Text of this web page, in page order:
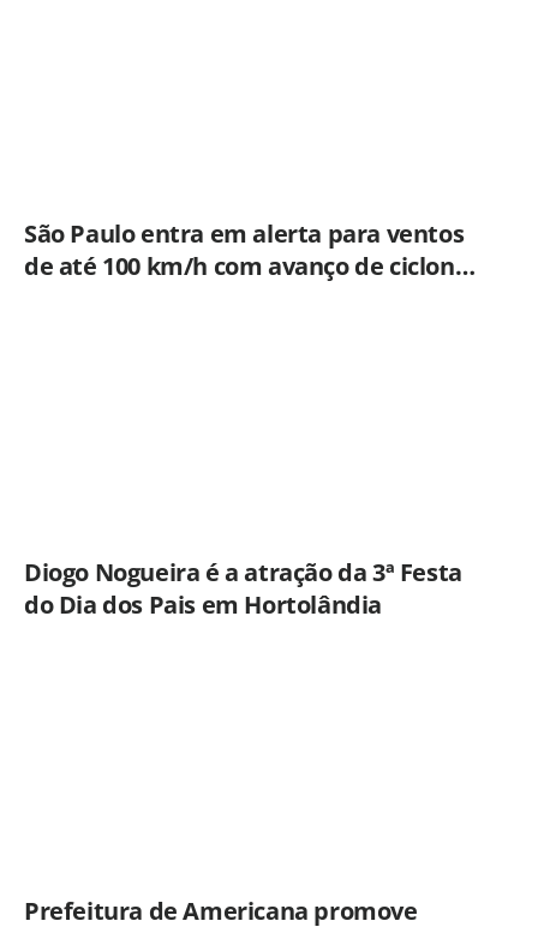
São Paulo entra em alerta para ventos
de até 100 km/h com avanço de ciclone
Diogo Nogueira é a atração da 3ª Festa
do Dia dos Pais em Hortolândia
Prefeitura de Americana promove